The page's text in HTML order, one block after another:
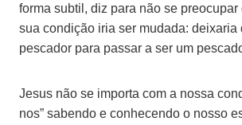
forma subtil, diz para não se preocupar
sua condição iria ser mudada: deixaria
pescador para passar a ser um
Jesus não se importa com a nossa
nos” sabendo e conhecendo o nosso